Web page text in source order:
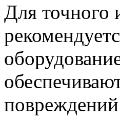
Для точного